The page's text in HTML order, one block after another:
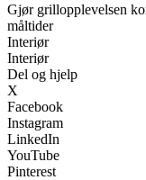
Gjør grillopplevelsen
måltider
Interiør
Interiør
Del og hjelp
X
Facebook
Instagram
LinkedIn
YouTube
Pinterest